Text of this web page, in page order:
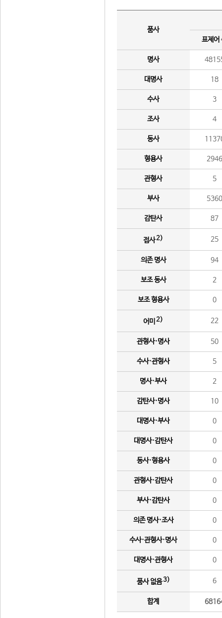
품사
표제어
명사
대명사 18
수사 3
조사 4
동사
형용사 2946
관형사 5
부사 5360
감탄사 87
접사2) 25
의존 명사 94
보조 동사 2
보조 형용사 0
어미 2) 22
관형사·명사 50
수사·관형사 5
명사·부사 2
감탄사·명사 10
대명사·부사 0
대명사·감탄사 0
동사·형용사 0
관형사·감탄사 0
부사·감탄사 0
의존 명사·조사 0
수사·관형사·명사 0
대명사·관형사 0
품사 없음3) 6
합계